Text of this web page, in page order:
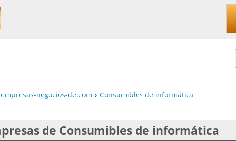
negocios-de.com › Consumibles de informática
de Consumibles de informática